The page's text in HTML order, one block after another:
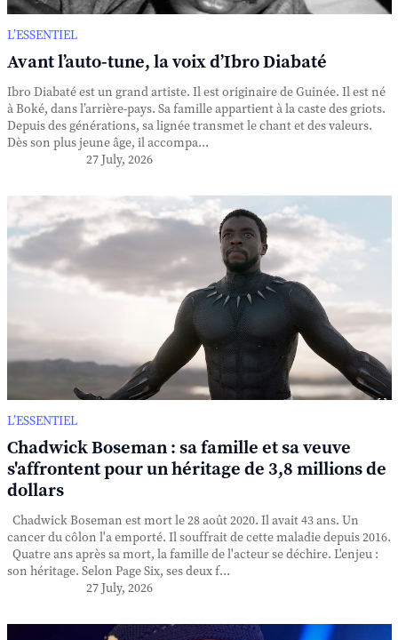
L’ESSENTIEL
Avant l’auto-tune, la voix d’Ibro Diabaté
Ibro Diabaté est un grand artiste. Il est originaire de Guinée. Il est né
à Boké, dans l’arrière-pays. Sa famille appartient à la caste des griots.
Depuis des générations, sa lignée transmet le chant et des valeurs.
Dès son plus jeune âge, il accompa...
27 July, 2026
L’ESSENTIEL
Chadwick Boseman : sa famille et sa veuve
s'affrontent pour un héritage de 3,8 millions de
dollars
Chadwick Boseman est mort le 28 août 2020. Il avait 43 ans. Un
cancer du côlon l'a emporté. Il souffrait de cette maladie depuis 2016.
Quatre ans après sa mort, la famille de l'acteur se déchire. L'enjeu :
son héritage. Selon Page Six, ses deux f...
27 July, 2026